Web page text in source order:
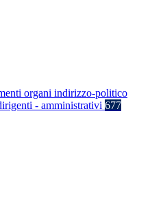
organi indirizzo-politico
- amministrativi 677